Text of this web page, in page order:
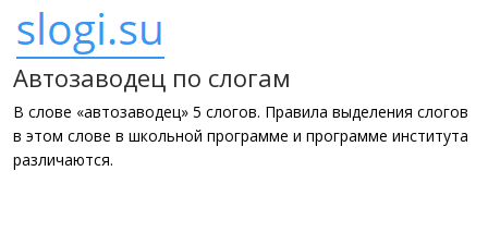
Автозаводец по слогам
В слове «автозаводец» 5 слогов. Правила выделения слогов
в этом слове в школьной программе и программе института
различаются.